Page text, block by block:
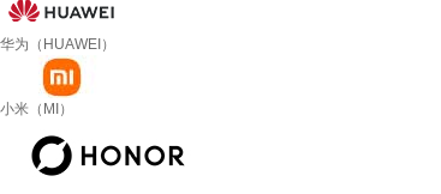
华为（HUAWEI）
小米（MI）